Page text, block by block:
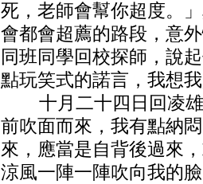
死，老師會幫你超度。
會都會超薦的路段，意
同班同學回校探師，說
點玩笑式的諾言，我想
十月二十四日回凌雄
前吹面而來，我有點納
來，應當是自背後過來
涼風一陣一陣吹向我的